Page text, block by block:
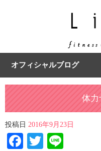
オフィシャルブログ
体力
投稿日 2016年9月23日
Facebook
Twitter